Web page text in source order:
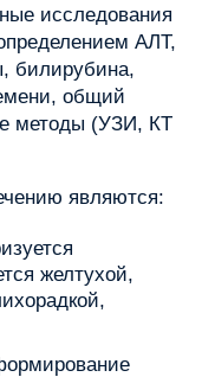
исследования
АЛТ,
билирубина,
общий
методы (УЗИ, КТ
являются:
желтухой,